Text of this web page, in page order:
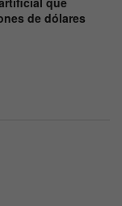
de dólares